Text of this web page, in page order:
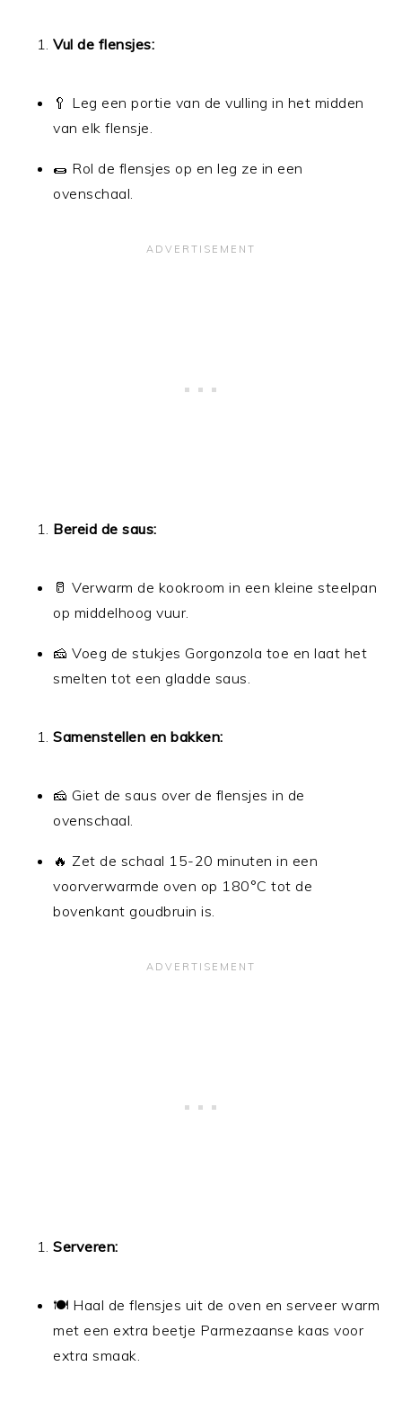
Vul de flensjes:
🥄 Leg een portie van de vulling in het midden
van elk flensje.
🌯 Rol de flensjes op en leg ze in een
ovenschaal.
Bereid de saus:
🥛 Verwarm de kookroom in een kleine steelpan
op middelhoog vuur.
🧀 Voeg de stukjes Gorgonzola toe en laat het
smelten tot een gladde saus.
Samenstellen en bakken:
🧀 Giet de saus over de flensjes in de
ovenschaal.
🔥 Zet de schaal 15-20 minuten in een
voorverwarmde oven op 180°C tot de
bovenkant goudbruin is.
Serveren:
🍽 Haal de flensjes uit de oven en serveer warm
met een extra beetje Parmezaanse kaas voor
extra smaak.